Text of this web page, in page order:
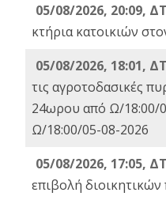
05/08/2026, 20:09,
κτήρια κατοικιών
05/08/2026, 18:01,
τις αγροτοδασικές
24ωρου από Ω/18:00/
Ω/18:00/05-08-2026
05/08/2026, 17:05,
επιβολή